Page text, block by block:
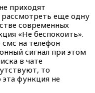
приходят
еще одну
современных
«Не беспокоить».
на телефон
сигнал при этом
в чате
то
функция не